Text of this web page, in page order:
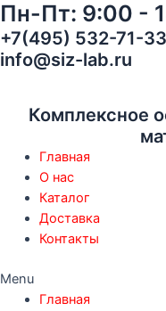
Перейти
к
содержимому
Пн-Пт: 9:00 -
+7(495) 532-71-33
info@siz-lab.ru
Комплексное
Главная
О нас
Каталог
Доставка
Контакты
Menu
Главная
Фильтр
противоаэрозольный
марка
и
защиты
R,
(модель
306)
+угольный
слой